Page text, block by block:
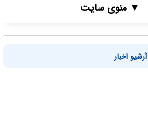
▼ منوی سایت
آرشیو اخبار